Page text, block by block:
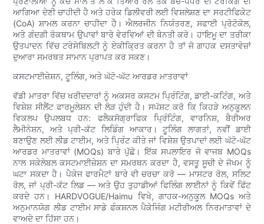
ਆਗਿਆ ਦੇਣੀ ਚਾਹੀਦੀ ਹੈ ਅਤੇ ਹਰੇਕ ਡਿਲੀਵਰੀ ਲਈ ਵਿਸ਼ਲੇਸ਼ਣ ਦਾ ਸਰਟੀਫਿਕੇਟ
(CoA) ਸ਼ਾਮਲ ਕਰਨਾ ਚਾਹੀਦਾ ਹੈ। ਐਲਰਜੀਨ ਨਿਯੰਤਰਣ, ਸਫਾਈ ਪ੍ਰੋਟੋਕੋਲ,
ਅਤੇ ਗੰਦਗੀ ਰੋਕਥਾਮ ਉਪਾਵਾਂ ਬਾਰੇ ਵੇਰਵਿਆਂ ਦੀ ਬੇਨਤੀ ਕਰੋ। ਹਾਇਮੂ ਦਾ ਤਰੀਕਾ
ਉਤਪਾਦਨ ਵਿੱਚ ਟਰੇਸੇਬਿਲਟੀ ਨੂੰ ਏਕੀਕ੍ਰਿਤ ਕਰਨਾ ਹੈ ਤਾਂ ਜੋ ਗਾਹਕ ਦਸਤਾਵੇਜ਼ਾਂ
ਦੁਆਰਾ ਸਮਰਥਤ ਸਾਮਾਨ ਪ੍ਰਾਪਤ ਕਰ ਸਕਣ।
ਕਸਟਮਾਈਜ਼ੇਸ਼ਨ, ਟੂਲਿੰਗ, ਅਤੇ ਘੱਟੋ-ਘੱਟ ਆਰਡਰ ਮਾਤਰਾਵਾਂ
ਵੱਡੀ ਮਾਤਰਾ ਵਿੱਚ ਖਰੀਦਦਾਰਾਂ ਨੂੰ ਅਕਸਰ ਕਸਟਮ ਪ੍ਰਿੰਟਿੰਗ, ਡਾਈ-ਕਟਿੰਗ, ਅਤੇ
ਵਿਸ਼ੇਸ਼ ਸੀਲੈਂਟ ਫਾਰਮੂਲੇਸ਼ਨ ਦੀ ਲੋੜ ਹੁੰਦੀ ਹੈ। ਸਪੱਸ਼ਟ ਕਰੋ ਕਿ ਕਿਹੜੇ ਅਨੁਕੂਲਨ
ਵਿਕਲਪ ਉਪਲਬਧ ਹਨ: ਫਲੈਕਸੋਗ੍ਰਾਫਿਕ ਪ੍ਰਿੰਟਿੰਗ, ਵਾਰਨਿਸ਼, ਬੈਰੀਅਰ
ਲੈਮੀਨੇਸ਼ਨ, ਅਤੇ ਪ੍ਰੀ-ਕੱਟ ਲਿਡਿੰਗ ਆਕਾਰ। ਟੂਲਿੰਗ ਲਾਗਤਾਂ, ਨਵੀਂ ਡਾਈ
ਬਣਾਉਣ ਲਈ ਲੀਡ ਟਾਈਮ, ਅਤੇ ਪ੍ਰਿੰਟ ਕੀਤੇ ਜਾਂ ਵਿਸ਼ੇਸ਼ ਉਤਪਾਦਾਂ ਲਈ ਘੱਟੋ-ਘੱਟ
ਆਰਡਰ ਮਾਤਰਾਵਾਂ (MOQs) ਬਾਰੇ ਪੁੱਛੋ। ਇੱਕ ਸਪਲਾਇਰ ਜੋ ਵਾਜਬ MOQs
ਨਾਲ ਸਕੇਲੇਬਲ ਕਸਟਮਾਈਜ਼ੇਸ਼ਨ ਦਾ ਸਮਰਥਨ ਕਰਦਾ ਹੈ, ਵਸਤੂ ਸੂਚੀ ਦੇ ਜੋਖਮ ਨੂੰ
ਘਟਾ ਸਕਦਾ ਹੈ। ਪੈਕੇਜ ਫਾਰਮੈਟਾਂ ਬਾਰੇ ਵੀ ਚਰਚਾ ਕਰੋ — ਮਾਸਟਰ ਰੋਲ, ਸਲਿਟ
ਰੋਲ, ਜਾਂ ਪ੍ਰੀ-ਕੱਟ ਲਿਡ — ਅਤੇ ਉਹ ਤੁਹਾਡੀਆਂ ਫਿਲਿੰਗ ਲਾਈਨਾਂ ਨੂੰ ਕਿਵੇਂ ਫਿੱਟ
ਕਰਦੇ ਹਨ। HARDVOGUE/Haimu ਵਿਖੇ, ਗਾਹਕ-ਅਨੁਕੂਲ MOQs ਅਤੇ
ਅਨੁਮਾਨਯੋਗ ਲੀਡ ਟਾਈਮ ਸਾਡੇ ਫੰਕਸ਼ਨਲ ਪੈਕੇਜਿੰਗ ਮਟੀਰੀਅਲ ਨਿਰਮਾਤਾਵਾਂ ਦੇ
ਵਾਅਦੇ ਦਾ ਹਿੱਸਾ ਹਨ।